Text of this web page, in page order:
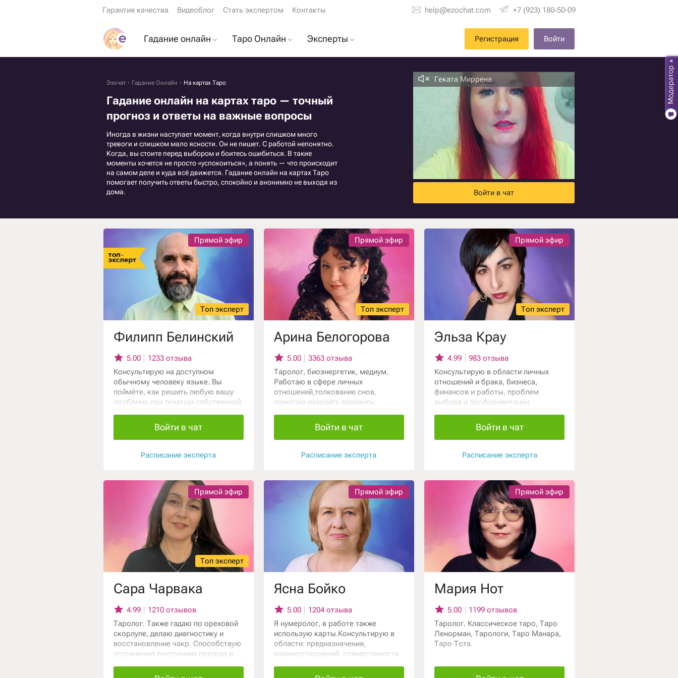
Гарантия качества Видеоблог Стать экспертом Контакты help@ezochat.com +7 (923) 180-50-09
Гадание онлайн
Гадание на будущее
Гадание на мужчину
Гадание ДА или НЕТ
Гадание на кофейной
гуще
Гадание по книге
перемен
Гадание на рунах
Гадание на любовь
Гадание на отношения
Гадание на ситуацию
Таро Онлайн
Расклад на будущее
Расклад на ваши
чувства
Расклад на карьеру
Расклад на бывшего
Расклад на любовь
Эксперты
Астрологи
Экстрасенсы
Регистрация Войти
Эзочат Гадание Онлайн На картах Таро
Гадание онлайн на картах таро — точный
прогноз и ответы на важные вопросы
Иногда в жизни наступает момент, когда внутри слишком много
тревоги и слишком мало ясности. Он не пишет. С работой непонятно.
Когда, вы стоите перед выбором и боитесь ошибиться. В такие
моменты хочется не просто «успокоиться», а понять — что происходит
на самом деле и куда всё движется. Гадание онлайн на картах Таро
помогает получить ответы быстро, спокойно и анонимно не выходя из
дома.
Геката Миррена
Войти в чат
Прямой эфир
Топ эксперт
Филипп Белинский
5.00
1233 отзыва
Консультирую на доступном
обычному человеку языке. Вы
поймёте, как решить любую вашу
проблему при помощи собственной
Сразу прикоснётесь к безопасным
духовным технологиям, которые вы
здесь получите и примените в своей
Войти в чат
Расписание эксперта
Прямой эфир
Топ эксперт
Арина Белогорова
5.00
3363 отзыва
Таролог, биоэнергетик, медиум.
Работаю в сфере личных
отношений,толкование снов,
помогаю находить варианты
разбираюсь в причинно-
следственных связях, приводящих к
реализации событийности. Владею
методиками программирования на
достижении целей. Владею
трансовыми методиками работы с
подсознанием.
Войти в чат
Расписание эксперта
Прямой эфир
Топ эксперт
Эльза Крау
4.99
983 отзыва
Консультирую в области личных
отношений и брака, бизнеса,
финансов и работы, проблем
выбора и профориентации,
одиночеством. Работаю с картами
Таро и астрологией.
Войти в чат
Расписание эксперта
Прямой эфир
Топ эксперт
Сара Чарвака
4.99
1210 отзывов
Таролог. Также гадаю по ореховой
скорлупе, делаю диагностику и
восстановление чакр. Способствую
устранению внутренних преград и
происхождения. Потомственная
Прямой эфир
Ясна Бойко
5.00
1204 отзыва
Я нумеролог, в работе также
использую карты.Консультирую в
области: предназначения,
взаимоотношений, совместимости,
подбора кадров, талантов детей.
Прямой эфир
Мария Нот
5.00
1199 отзывов
Таролог. Классическое таро, Таро
Ленорман, Тарологи, Таро Манара,
Таро Тота.